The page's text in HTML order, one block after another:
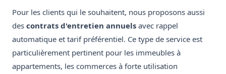
Pour les clients qui le souhaitent, nous proposons aussi
des contrats d'entretien annuels avec rappel
automatique et tarif préférentiel. Ce type de service est
particulièrement pertinent pour les immeubles à
appartements, les commerces à forte utilisation